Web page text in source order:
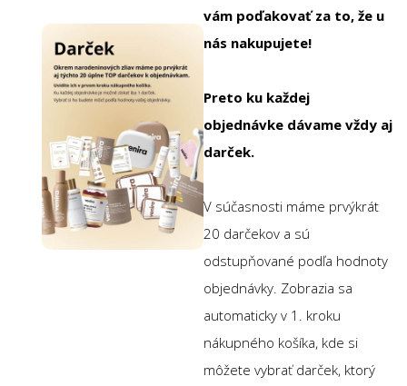
vám poďakovať za to, že u
nás nakupujete!
Preto ku každej
objednávke dávame vždy aj
darček.
V súčasnosti máme prvýkrát
20 darčekov a sú
odstupňované podľa hodnoty
objednávky. Zobrazia sa
automaticky v 1. kroku
nákupného košíka, kde si
môžete vybrať darček, ktorý